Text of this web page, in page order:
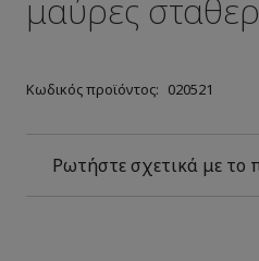
μαύρες
Κωδικός προϊόντος: 020521
Ρωτήστε σχετικά με το